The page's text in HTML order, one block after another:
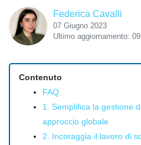
Federica Cavalli
07 Giugno 2023
Ultimo aggiornamento:
Contenuto
FAQ
1. Semplifica la gestione
approccio globale
2. Incoraggia il lavoro di